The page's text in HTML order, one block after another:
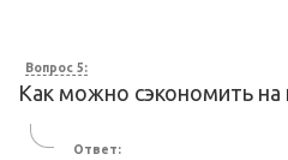
Вопрос 5:
Как можно сэкономить на
Ответ: